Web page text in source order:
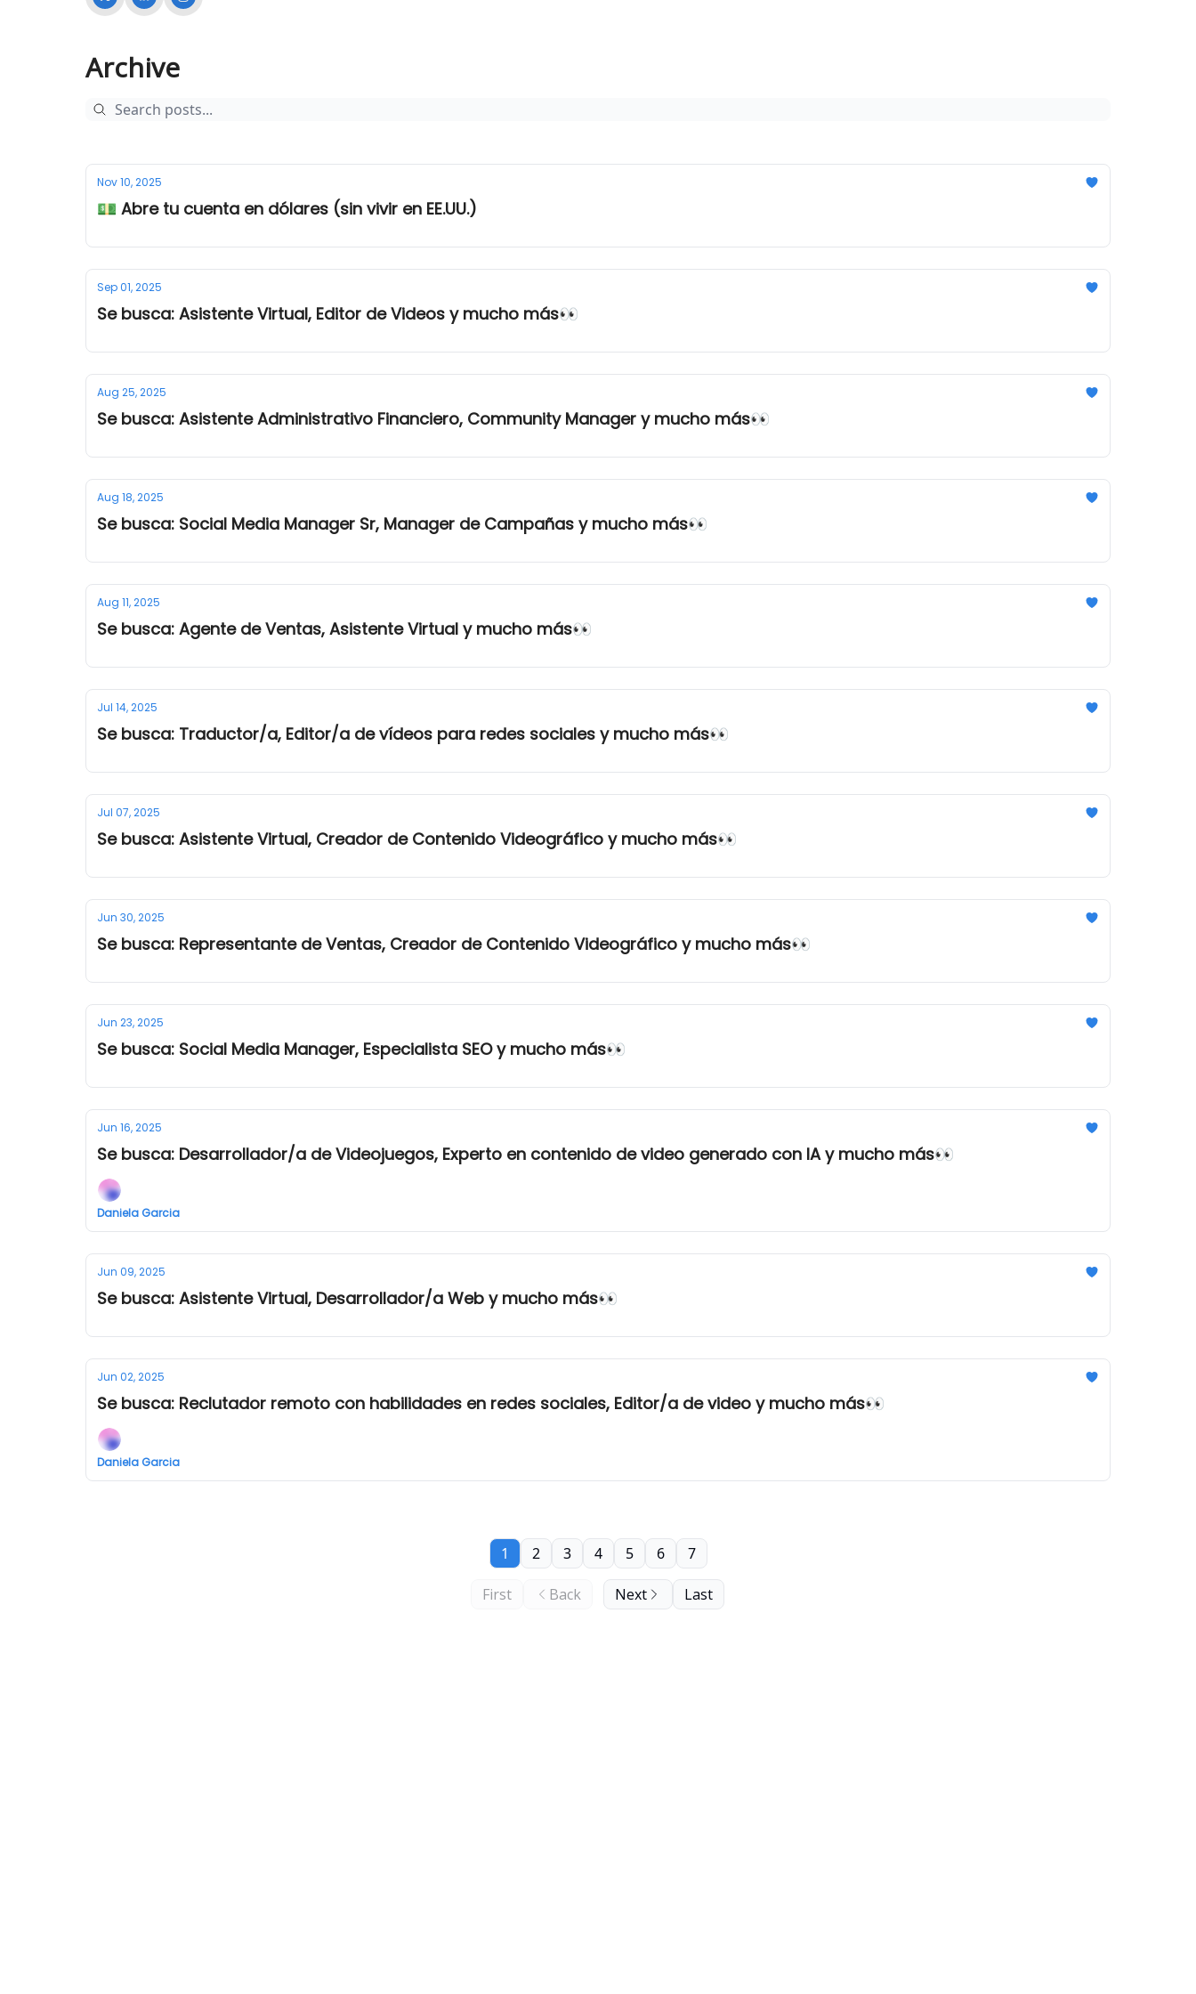
Archive
Nov 10, 2025
💵 Abre tu cuenta en dólares (sin vivir en EE.UU.)
Sep 01, 2025
Se busca: Asistente Virtual, Editor de Videos y mucho más👀
Aug 25, 2025
Se busca: Asistente Administrativo Financiero, Community Manager y mucho más👀
Aug 18, 2025
Se busca: Social Media Manager Sr, Manager de Campañas y mucho más👀
Aug 11, 2025
Se busca: Agente de Ventas, Asistente Virtual y mucho más👀
Jul 14, 2025
Se busca: Traductor/a, Editor/a de vídeos para redes sociales y mucho más👀
Jul 07, 2025
Se busca: Asistente Virtual, Creador de Contenido Videográfico y mucho más👀
Jun 30, 2025
Se busca: Representante de Ventas, Creador de Contenido Videográfico y mucho más👀
Jun 23, 2025
Se busca: Social Media Manager, Especialista SEO y mucho más👀
Jun 16, 2025
Se busca: Desarrollador/a de Videojuegos, Experto en contenido de video generado con IA y mucho más👀
Daniela Garcia
Jun 09, 2025
Se busca: Asistente Virtual, Desarrollador/a Web y mucho más👀
Jun 02, 2025
Se busca: Reclutador remoto con habilidades en redes sociales, Editor/a de video y mucho más👀
Daniela Garcia
First Back
1 2 3 4 5 6 7
Next Last